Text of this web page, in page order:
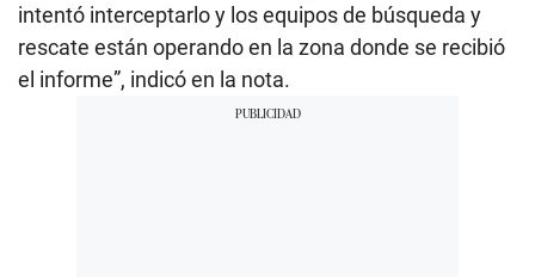
intentó interceptarlo y los equipos de búsqueda y
rescate están operando en la zona donde se recibió
el informe”, indicó en la nota.